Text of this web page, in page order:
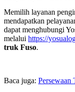
Memilih layanan
mendapatkan
dapat menghubungi
melalui https://
truk Fuso.
Baca juga: Persewaan